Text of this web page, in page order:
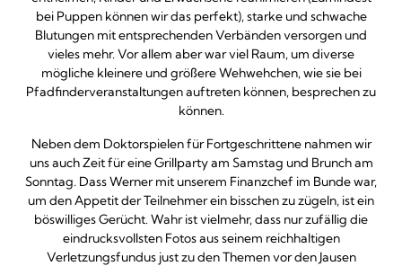
bei Puppen können wir das perfekt), starke und schwache
Blutungen mit entsprechenden Verbänden versorgen und
vieles mehr. Vor allem aber war viel Raum, um diverse
mögliche kleinere und größere Wehwehchen, wie sie bei
Pfadfinderveranstaltungen auftreten können, besprechen zu
können.
Neben dem Doktorspielen für Fortgeschrittene nahmen wir
uns auch Zeit für eine Grillparty am Samstag und Brunch am
Sonntag. Dass Werner mit unserem Finanzchef im Bunde war,
um den Appetit der Teilnehmer ein bisschen zu zügeln, ist ein
böswilliges Gerücht. Wahr ist vielmehr, dass nur zufällig die
eindrucksvollsten Fotos aus seinem reichhaltigen
Verletzungsfundus just zu den Themen vor den Jausen